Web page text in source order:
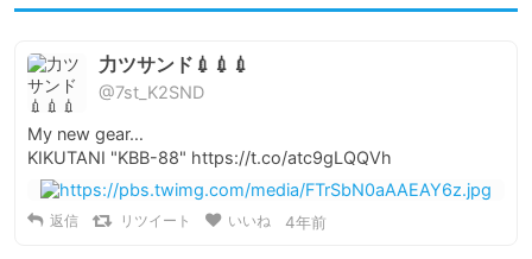
力ツサンド💉💉💉
@7st_K2SND
My new gear…
KIKUTANI "KBB-88" https://t.co/atc9gLQQVh
返信 リツイート いいね 4年前